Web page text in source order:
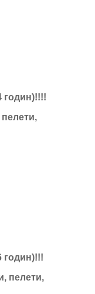
годин)!!!!
пелети,
годин)!!!
пелети,